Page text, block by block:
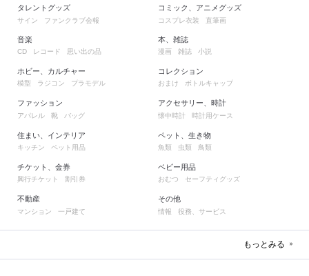
タレントグッズ
サイン ファンクラブ会報
コミック、アニメグッズ
コスプレ衣装 直筆画
音楽
CD レコード 思い出の品
ホビー、カルチャー
模型 ラジコン プラモデル
ファッション
アパレル 靴 バッグ
住まい、インテリア
キッチン ペット用品
チケット、金券
興行チケット 割引券
不動産
マンション 一戸建て
本、雑誌
漫画 雑誌 小説
コレクション
おまけ ボトルキャップ
アクセサリー、時計
懐中時計 時計用ケース
ペット、生き物
魚類 虫類 鳥類
ベビー用品
おむつ セーフティグッズ
その他
情報 役務、サービス
もっとみる